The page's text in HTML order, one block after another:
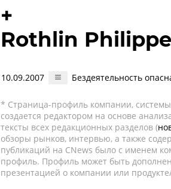
+
Rothlin
10.09.2007 Бездеятельность
* Страница-профиль компании, системы
создается редактором на основе
тексты всех редакционных разделов (
обзоры рынков, интервью, а также
публикаций на CNews было с именем
профиль. Профиль может быть
презентацией о компании или продукте/